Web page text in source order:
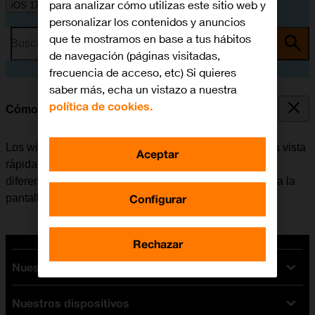
iOS 17
Busca por problema o tema
Cómo utilizar los widgets
Los widgets del móvil se pueden utilizar para tener una vista
rápida de las apps favoritas. Es posible elegir entre
diferentes tamaños de widgets, agruparlos y añadirlos a la
pantalla de inicio.
Nuestras tarifas
Tarifas Orange
Nuestros dispositivos
para analizar cómo utilizas este sitio web y
personalizar los contenidos y anuncios
que te mostramos en base a tus hábitos
de navegación (páginas visitadas,
frecuencia de acceso, etc) Si quieres
saber más, echa un vistazo a nuestra
política de cookies.
Configurar
Rechazar
Aceptar